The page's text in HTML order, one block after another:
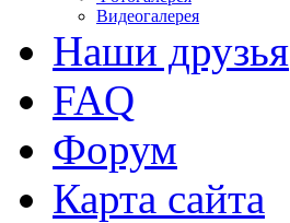
Видеогалерея
Наши друзья
FAQ
Форум
Карта сайта